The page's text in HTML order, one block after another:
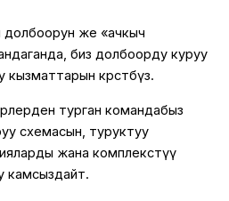
долбоорун же «ачкыч
биз долбоорду куруу
көрсөтөбүз.
турган командабыз
схемасын, туруктуу
жана комплекстүү
камсыздайт.